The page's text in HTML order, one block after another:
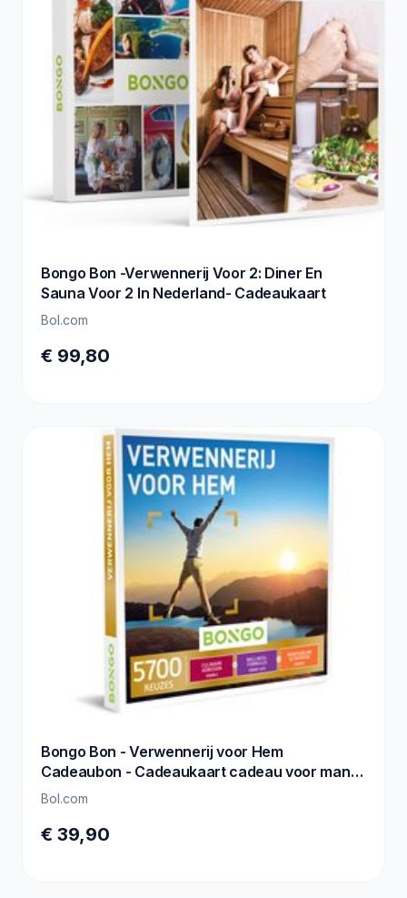
Bongo Bon -Verwennerij Voor 2: Diner En
Sauna Voor 2 In Nederland- Cadeaukaart
Bol.com
€ 99,80
Bongo Bon - Verwennerij voor Hem
Cadeaubon - Cadeaukaart cadeau voor man
of vrouw | 5700 belevenissen: culinair,
Bol.com
€ 39,90